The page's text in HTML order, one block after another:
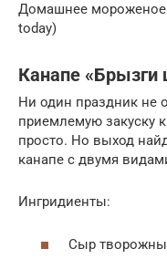
Домашнее
today)
Канапе «Брызги
Ни один праздник не
приемлемую закуску
просто. Но выход
канапе с двумя
Ингридиенты:
Сыр